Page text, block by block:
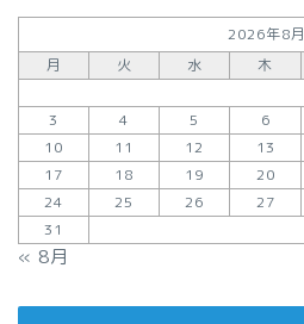
2026年8月
月
火 水 木
3
4 5 6
10
11 12 13
17
18 19 20
24
25 26 27
31
« 8月